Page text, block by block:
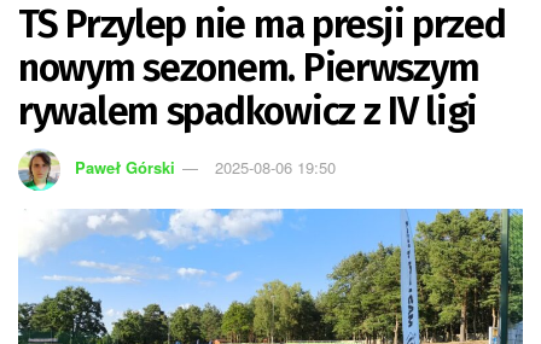
TS Przylep nie ma presji przed
nowym sezonem. Pierwszym
rywalem spadkowicz z IV ligi
Paweł Górski 2025-08-06 19:50